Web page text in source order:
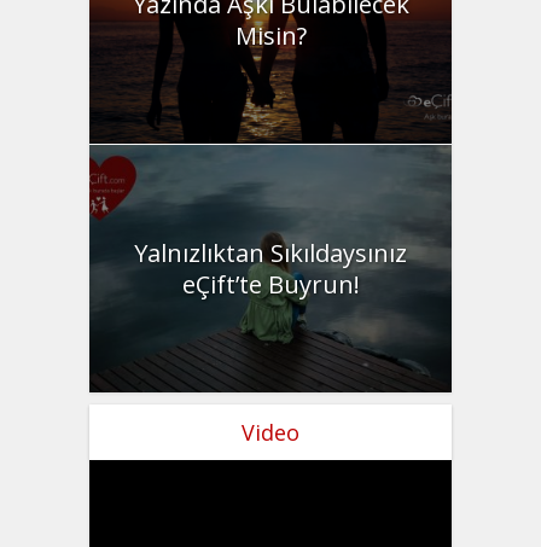
Misin?
Yalnızlıktan Sıkıldaysınız
eÇift’te Buyrun!
Video